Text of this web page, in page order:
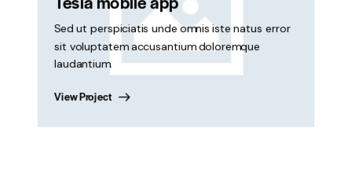
Sed ut perspiciatis unde omnis iste natus error
sit voluptatem accusantium doloremque
laudantium.
View Project